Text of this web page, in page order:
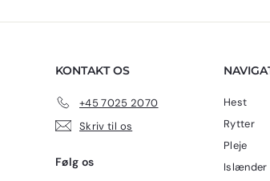
KONTAKT OS
+45 7025 2070
Skriv til os
Følg os
Hest
Rytter
Pleje
Islænder